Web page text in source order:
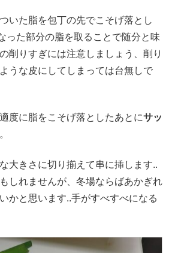
いた脂を包丁の先でこそげ落とし
った部分の脂を取ることで随分と味
削りすぎには注意しましょう、削り
うな皮にしてしまっては台無しで
度に脂をこそげ落としたあとにサッ
大きさに切り揃えて串に挿します..
しれませんが、冬場ならばあかぎれ
かと思います..手がすべすべになる